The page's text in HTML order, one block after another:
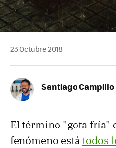
23 Octubre 2018
Santiago Campillo
El término "gota fría"
fenómeno estátodos